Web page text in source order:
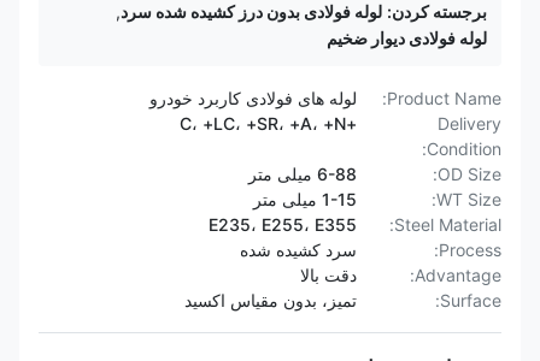
برجسته کردن: لوله فولادی بدون درز کشیده شده سرد,
لوله فولادی دیوار ضخیم
Product Name:
لوله های فولادی کاربرد خودرو
Delivery
Condition:
+C، +LC، +SR، +A، +N
OD Size:
6-88 میلی متر
WT Size:
1-15 میلی متر
Steel Material:
E235، E255، E355
Process:
سرد کشیده شده
Advantage:
دقت بالا
Surface:
تمیز، بدون مقیاس اکسید